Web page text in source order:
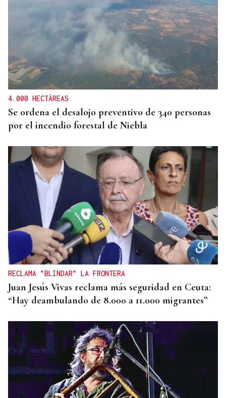
CRÓNICAS DE VERANO
El doble bikini como filosofía de vida
4.000 HECTÁREAS
Se ordena el desalojo preventivo de 340 personas
por el incendio forestal de Niebla
RECLAMA "BLINDAR" LA FRONTERA
Juan Jesús Vivas reclama más seguridad en Ceuta:
“Hay deambulando de 8.000 a 11.000 migrantes”